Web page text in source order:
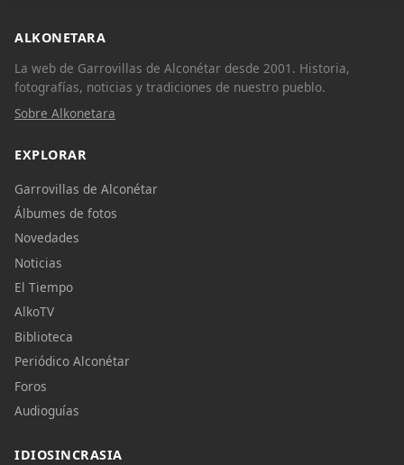
ALKONETARA
La web de Garrovillas de Alconétar desde 2001. Historia,
fotografías, noticias y tradiciones de nuestro pueblo.
Sobre Alkonetara
EXPLORAR
Garrovillas de Alconétar
Álbumes de fotos
Novedades
Noticias
El Tiempo
AlkoTV
Biblioteca
Periódico Alconétar
Foros
Audioguías
IDIOSINCRASIA